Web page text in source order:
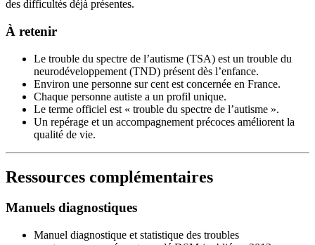
des difficultés déjà présentes.
À retenir
Le trouble du spectre de l’autisme (TSA) est un trouble du
neurodéveloppement (TND) présent dès l’enfance.
Environ une personne sur cent est concernée en France.
Chaque personne autiste a un profil unique.
Le terme officiel est « trouble du spectre de l’autisme ».
Un repérage et un accompagnement précoces améliorent la
qualité de vie.
Ressources complémentaires
Manuels diagnostiques
Manuel diagnostique et statistique des troubles